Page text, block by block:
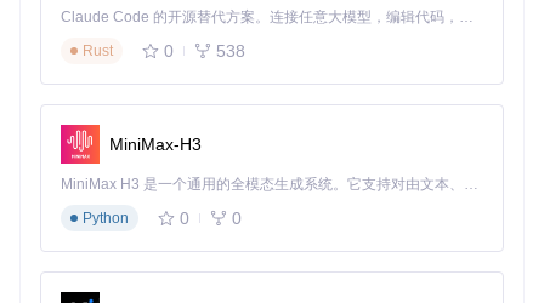
增量备份算法，仅存储变化数据块
三、实践指南：从环境搭建到数据备份
3.1 系统环境配置
支持Windows、macOS与Linux多平台部署，最低配置要求：
Python 3.8+运行环境
Claude Code 的开源替代方案。连接任意大模型，编辑代码，运行命令，自动验证 — 全自动执行。用 Rust 构建，极致性能。 ｜ An open-source alternative to Claude Code. Connect any LLM, edit code, run commands, and verify changes — autonomously. Built in Rust for speed. Get Started
Rust
0 538
MiniMax-H3
MiniMax H3 是一个通用的全模态生成系统。它支持对由文本、图像、视频和音频组成的多模态上下文进行统一理解，并能生成分辨率高达 2K、时长可达 15 秒的带原生立体声音频的视频。得益于面向任务泛化的系统设计，H3 在预训练阶段就已具备广泛的多模态上下文理解与生成能力，能够出色地执行复杂的多模态指令。
Python
0 0